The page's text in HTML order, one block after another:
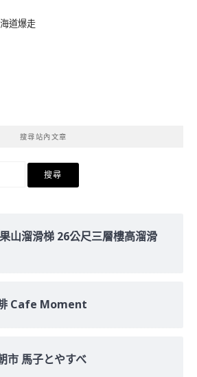
道爆走
搜尋站內文章
果山溜滑梯 26公尺三層樓高溜滑
啡 Cafe Moment
市 馬子とやすべ